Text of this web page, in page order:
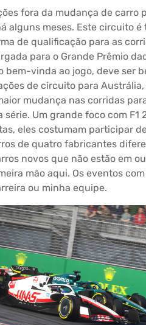
fora da mudança de carro
alguns meses. Este circuito
de qualificação para as
para o Grande Prêmio
bem-vinda ao jogo, deve ser
de circuito para
mudança nas corridas
Um grande foco com
eles costumam participar
de quatro fabricantes
novos que não estão em
mão aqui. Os eventos
ou minha equipe.